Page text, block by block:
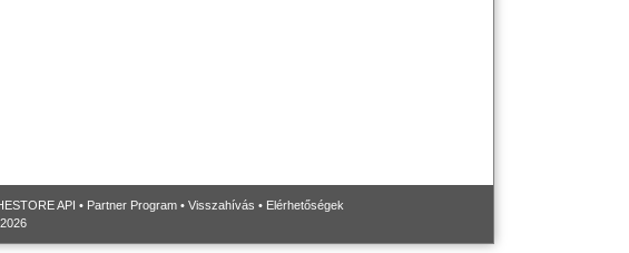
API • Partner Program • Visszahívás • Elérhetőségek